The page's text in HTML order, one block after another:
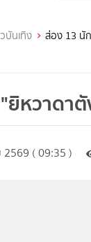
บันเทิง ส่อง 13 นั
หวาดาตั
( 09:35 )